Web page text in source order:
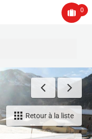
0
Retour à la liste